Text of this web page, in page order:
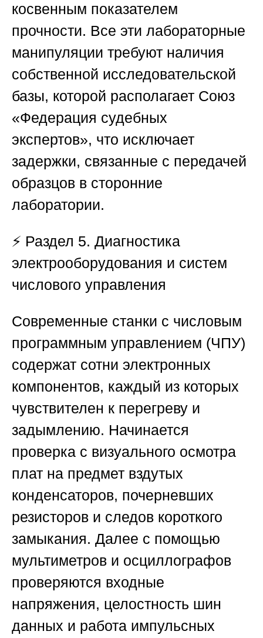
косвенным показателем
прочности. Все эти лабораторные
манипуляции требуют наличия
собственной исследовательской
базы, которой располагает Союз
«Федерация судебных
экспертов», что исключает
задержки, связанные с передачей
образцов в сторонние
лаборатории.
⚡ Раздел 5. Диагностика
электрооборудования и систем
числового управления
Современные станки с числовым
программным управлением (ЧПУ)
содержат сотни электронных
компонентов, каждый из которых
чувствителен к перегреву и
задымлению. Начинается
проверка с визуального осмотра
плат на предмет вздутых
конденсаторов, почерневших
резисторов и следов короткого
замыкания. Далее с помощью
мультиметров и осциллографов
проверяются входные
напряжения, целостность шин
данных и работа импульсных